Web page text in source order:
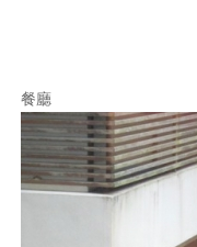
餐廳